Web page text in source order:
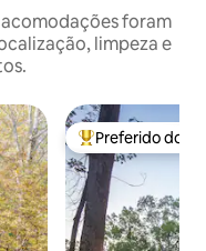
foram
limpeza e
Entre os
Preferido dos